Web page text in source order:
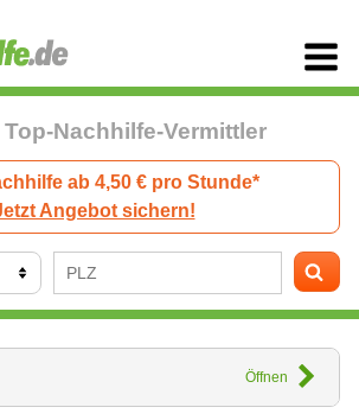
Nachhilfe-Vermittler
ab 4,50 € pro Stunde*
Angebot sichern!
Öffnen